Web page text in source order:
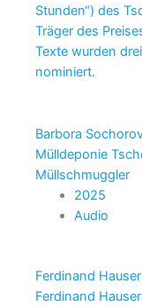
Stunden“) des
Träger des
Texte wurden
nominiert.
Barbora
Mülldeponie
Müllschmuggler
2025
Audio
Ferdinand Hauser
Ferdinand